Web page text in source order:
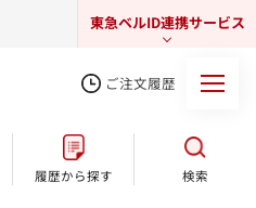
東急ベルID連携サービス
インショップ
ご注文履歴
履歴から探す 検索